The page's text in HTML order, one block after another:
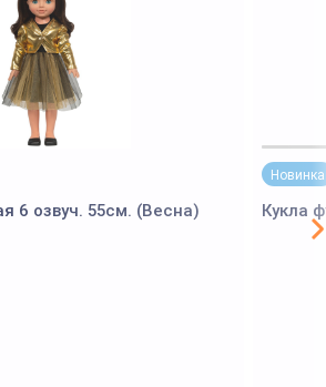
6 озвуч. 55см. (Весна)
Новинка
Кукла